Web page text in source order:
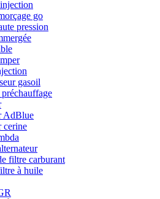
go
pression
gasoil
AdBlue
cerine
filtre carburant
à huile